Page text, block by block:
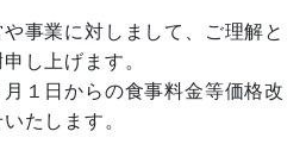
事業に対しまして、ご理解と
し上げます。
１日からの食事料金等価格改
たします。